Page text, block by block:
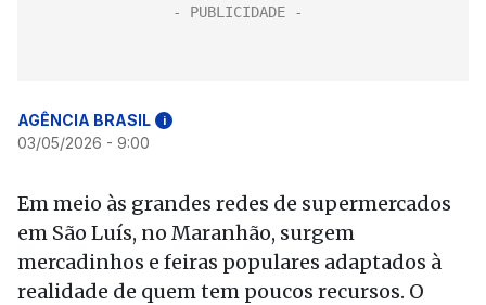
AGÊNCIA BRASIL i
03/05/2026 - 9:00
Em meio às grandes redes de supermercados
em São Luís, no Maranhão, surgem
mercadinhos e feiras populares adaptados à
realidade de quem tem poucos recursos. O